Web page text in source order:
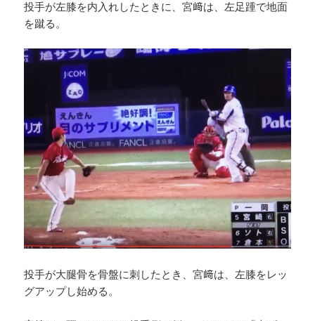
投手が左膝を内入れしたときに、宮﨑は、左足踵で地面
を蹴る。
投手が大腿骨を骨盤に刺したとき、宮﨑は、左膝をレッ
グアップし始める。